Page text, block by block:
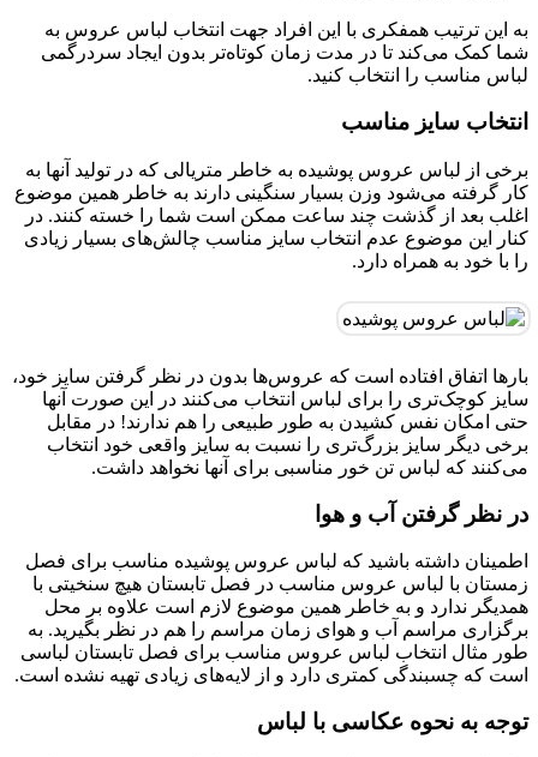
به این ترتیب همفکری با این افراد جهت انتخاب لباس عروس به
شما کمک می‌کند تا در مدت زمان کوتاه‌تر بدون ایجاد سردرگمی
لباس مناسب را انتخاب کنید.
انتخاب سایز مناسب
برخی از لباس عروس پوشیده به خاطر متریالی که در تولید آنها به
کار گرفته می‌شود وزن بسیار سنگینی دارند به خاطر همین موضوع
اغلب بعد از گذشت چند ساعت ممکن است شما را خسته کنند. در
کنار این موضوع عدم انتخاب سایز مناسب چالش‌های بسیار زیادی
را با خود به همراه دارد.
بارها اتفاق افتاده است که عروس‌ها بدون در نظر گرفتن سایز خود،
سایز کوچک‌تری را برای لباس انتخاب می‌کنند در این صورت آنها
حتی امکان نفس کشیدن به طور طبیعی را هم ندارند! در مقابل
برخی دیگر سایز بزرگ‌تری را نسبت به سایز واقعی خود انتخاب
می‌کنند که لباس تن خور مناسبی برای آنها نخواهد داشت.
در نظر گرفتن آب و هوا
اطمینان داشته باشید که لباس عروس پوشیده مناسب برای فصل
زمستان با لباس عروس مناسب در فصل تابستان هیچ سنخیتی با
همدیگر ندارد و به خاطر همین موضوع لازم است علاوه بر محل
برگزاری مراسم آب و هوای زمان مراسم را هم در نظر بگیرید. به
طور مثال انتخاب لباس عروس مناسب برای فصل تابستان لباسی
است که چسبندگی کمتری دارد و از لایه‌های زیادی تهیه نشده است.
توجه به نحوه عکاسی با لباس